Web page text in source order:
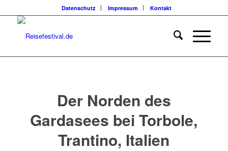
Datenschutz Impressum Kontakt
Der Norden des
Gardasees bei Torbole,
Trantino, Italien